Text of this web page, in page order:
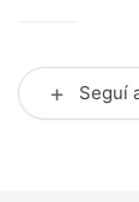
+ Seguí